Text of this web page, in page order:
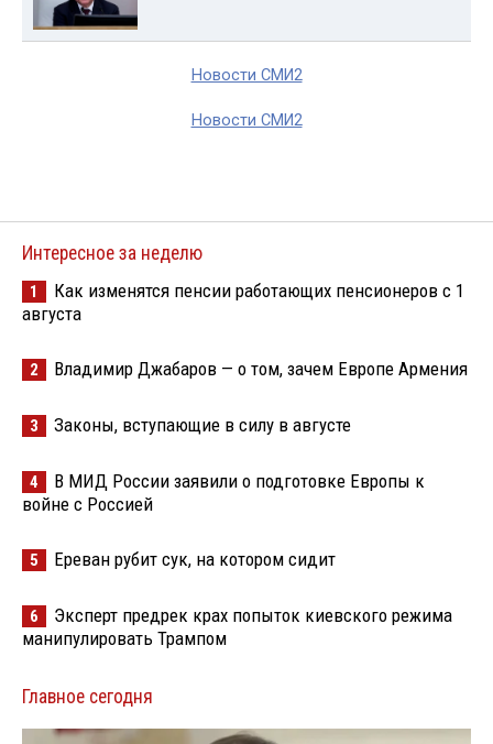
Новости СМИ2
Новости СМИ2
Интересное за неделю
1
Как изменятся пенсии работающих пенсионеров с 1
августа
2 Владимир Джабаров — о том, зачем Европе Армения
3 Законы, вступающие в силу в августе
4
В МИД России заявили о подготовке Европы к
войне с Россией
5 Ереван рубит сук, на котором сидит
6
Эксперт предрек крах попыток киевского режима
манипулировать Трампом
Главное сегодня